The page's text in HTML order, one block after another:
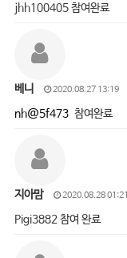
jhh100405 참여완료
베니 2020.08.27 13:19
nh@5f473참여완료
지아맘 2020.08.28 01:21
Pigi3882 참여 완료